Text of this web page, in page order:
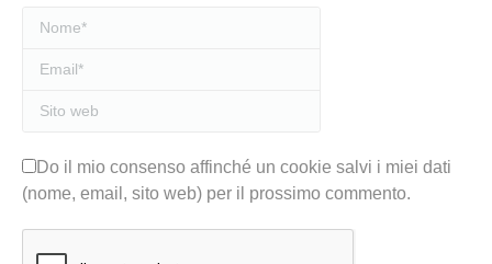
Nome *
Email *
Sito web
Do il mio consenso affinché un cookie salvi i miei dati
(nome, email, sito web) per il prossimo commento.